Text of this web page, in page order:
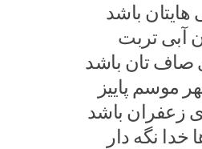
هایتان باشد
آبی تربت
صاف تان باشد
موسم پاییز
زعفران باشد
خدا نگه دار